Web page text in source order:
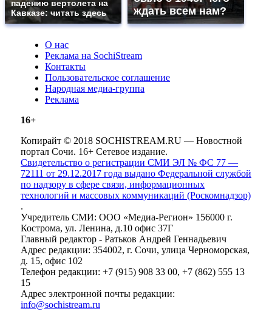
падению вертолета на
Кавказе: читать здесь
ждать всем нам?
О нас
Реклама на SochiStream
Контакты
Пользовательское соглашение
Народная медиа-группа
Реклама
16+
Копирайт © 2018 SOCHISTREAM.RU — Новостной
портал Сочи. 16+ Сетевое издание.
Свидетельство о регистрации СМИ ЭЛ № ФС 77 —
72111 от 29.12.2017 года выдано Федеральной службой
по надзору в сфере связи, информационных
технологий и массовых коммуникаций (Роскомнадзор)
.
Учредитель СМИ: ООО «Медиа-Регион» 156000 г.
Кострома, ул. Ленина, д.10 офис 37Г
Главный редактор - Ратьков Андрей Геннадьевич
Адрес редакции: 354002, г. Сочи, улица Черноморская,
д. 15, офис 102
Телефон редакции: +7 (915) 908 33 00, +7 (862) 555 13
15
Адрес электронной почты редакции:
info@sochistream.ru